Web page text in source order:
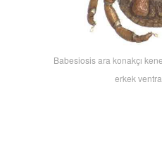
Babesiosis ara konakçı
erkek